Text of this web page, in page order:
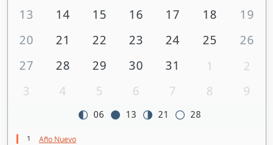
13
14 15 16 17 18
19
20
21 22 23 24 25
26
27
28 29 30 31 1
2
3
4 5 6 7 8 9
06 13 21 28
1 Año Nuevo